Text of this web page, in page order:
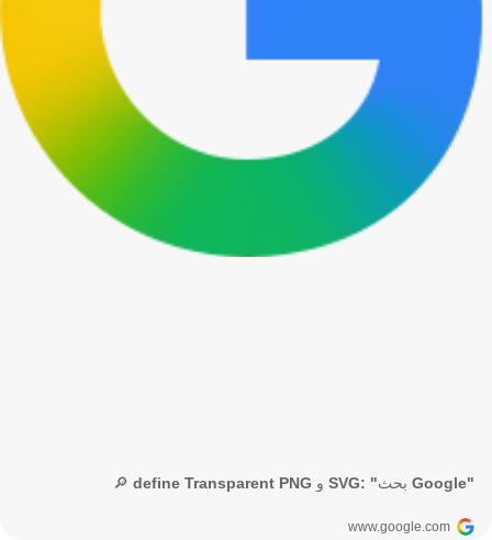
🔎 define Transparent PNG و SVG: "بحث Google"
www.google.com